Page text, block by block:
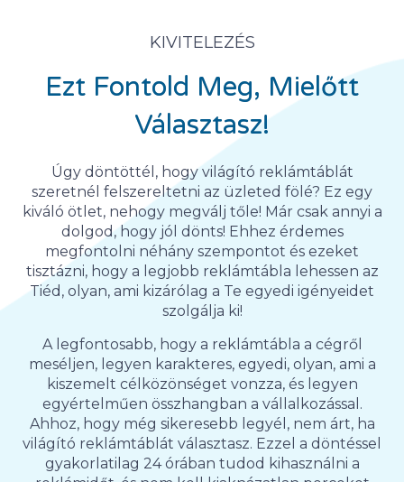
KIVITELEZÉS
Ezt Fontold Meg, Mielőtt
Választasz!
Úgy döntöttél, hogy világító reklámtáblát
szeretnél felszereltetni az üzleted fölé? Ez egy
kiváló ötlet, nehogy megválj tőle! Már csak annyi a
dolgod, hogy jól dönts! Ehhez érdemes
megfontolni néhány szempontot és ezeket
tisztázni, hogy a legjobb reklámtábla lehessen az
Tiéd, olyan, ami kizárólag a Te egyedi igényeidet
szolgálja ki!
A legfontosabb, hogy a reklámtábla a cégről
meséljen, legyen karakteres, egyedi, olyan, ami a
kiszemelt célközönséget vonzza, és legyen
egyértelműen összhangban a vállalkozással.
Ahhoz, hogy még sikeresebb legyél, nem árt, ha
világító reklámtáblát választasz. Ezzel a döntéssel
gyakorlatilag 24 órában tudod kihasználni a